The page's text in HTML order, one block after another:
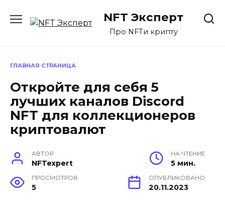
содержанию
NFT Эксперт
Про NFTи крипту
ГЛАВНАЯ СТРАНИЦА
Откройте для себя 5
лучших каналов Discord
NFT для коллекционеров
криптовалют
АВТОР
NFTexpert
НА ЧТЕНИЕ
5 мин.
ПРОСМОТРОВ
5
ОПУБЛИКОВАНО
20.11.2023